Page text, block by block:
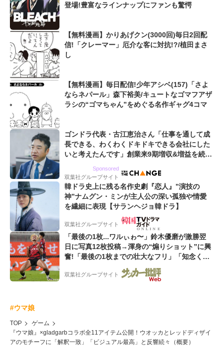
登場!豊富なラインナップにファンも驚愕
【無料漫画】かりあげクン(3000回)毎日2回配
信!「クレーマー」厄介な客に対抗!?/植田まさ
し
【無料漫画】毎日配信!少年アシベ(157)「さよ
ならネパール」森下裕美/キュートなゴマフアザ
ラシの“ゴマちゃん”をめぐる名作ギャグ4コマ
ゴンドラ代表・古江恵治さん「仕事を通して成
長できる、わくわくドキドキできる会社にした
いと考えたんです」創業来9期増収&増益を続け
Sponsored
双葉社グループサイト
韓ドラ史上に残る名作史劇『恋人』”演技の
神”ナムグン・ミンが主人公の深い孤独や情愛
を繊細に表現【サランヘジョ韓ドラ】
双葉社グループサイト
「最後の1枚...ワルぃゎ〜」鈴木優磨が激勝翌
日に写真12枚投稿→渾身の“煽りショット”に興
奮!「最後の1枚までの壮大なフリ」「知念くん
のことどんだけ好きなんよw」
双葉社グループサイト
#ウマ娘
TOP
ゲーム
『ウマ娘』×gladgarbコラボ全11アイテム公開！ウオッカとレッドディザイ
アのモチーフに「解釈一致」「ビジュアル最高」と反響続々（概要）